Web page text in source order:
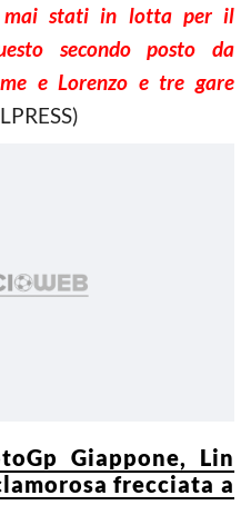
mai stati in lotta per il
secondo posto da
e Lorenzo e tre gare
Giappone, Lin
frecciata a